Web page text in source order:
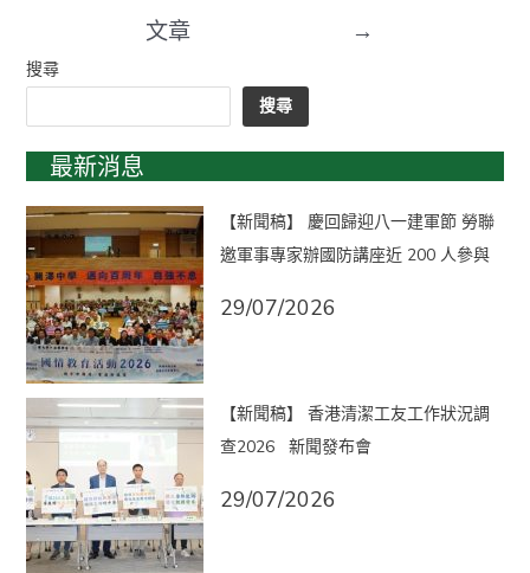
文章
→
搜尋
搜尋
最新消息
【新聞稿】 慶回歸迎八一建軍節 勞聯
邀軍事專家辦國防講座近 200 人參與
29/07/2026
【新聞稿】 香港清潔工友工作狀況調
查2026 新聞發布會
29/07/2026